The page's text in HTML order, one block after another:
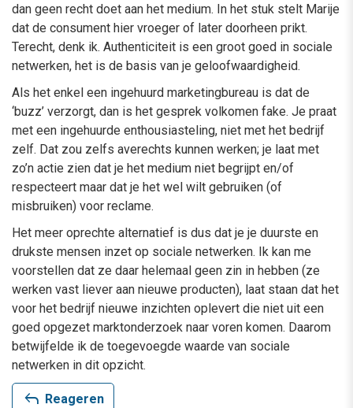
dan geen recht doet aan het medium. In het stuk stelt Marije
dat de consument hier vroeger of later doorheen prikt.
Terecht, denk ik. Authenticiteit is een groot goed in sociale
netwerken, het is de basis van je geloofwaardigheid.
Als het enkel een ingehuurd marketingbureau is dat de
‘buzz’ verzorgt, dan is het gesprek volkomen fake. Je praat
met een ingehuurde enthousiasteling, niet met het bedrijf
zelf. Dat zou zelfs averechts kunnen werken; je laat met
zo’n actie zien dat je het medium niet begrijpt en/of
respecteert maar dat je het wel wilt gebruiken (of
misbruiken) voor reclame.
Het meer oprechte alternatief is dus dat je je duurste en
drukste mensen inzet op sociale netwerken. Ik kan me
voorstellen dat ze daar helemaal geen zin in hebben (ze
werken vast liever aan nieuwe producten), laat staan dat het
voor het bedrijf nieuwe inzichten oplevert die niet uit een
goed opgezet marktonderzoek naar voren komen. Daarom
betwijfelde ik de toegevoegde waarde van sociale
netwerken in dit opzicht.
reply Reageren